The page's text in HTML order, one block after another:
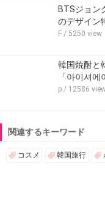
BTSジョン
のデザイ
F / 5250 view
韓国焼酎と
「아이셔
p / 12586
関連するキーワード
コスメ 韓国旅行